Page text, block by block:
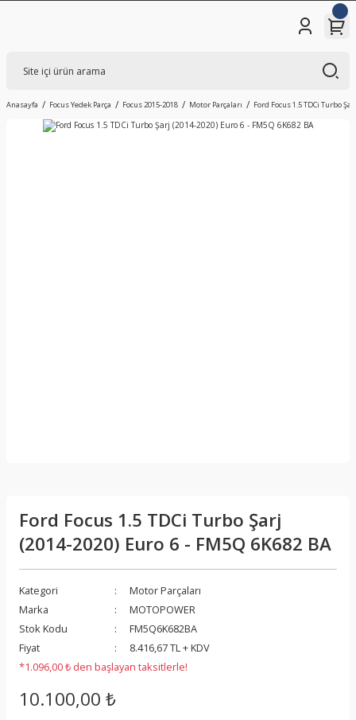
Anasayfa Focus Yedek Parça Focus 2015-2018 Motor Parçaları Ford Focus 1.5 TDCi Turbo
Ford Focus 1.5 TDCi Turbo Şarj
(2014-2020) Euro 6 - FM5Q 6K682 BA
Kategori
Motor Parçaları
Marka
MOTOPOWER
Stok Kodu
FM5Q6K682BA
Fiyat
8.416,67 TL + KDV
*1.096,00 ₺ den başlayan taksitlerle!
10.100,00 ₺